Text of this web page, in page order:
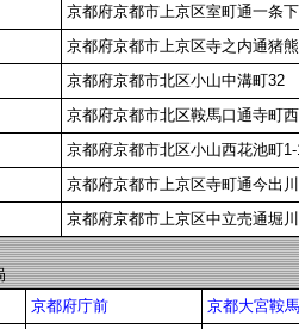
京都府京都市上京区室町通一条
京都府京都市上京区寺之内通猪
京都府京都市北区小山中溝町32
京都府京都市北区鞍馬口通寺町
京都府京都市北区小山西花池町1-
京都府京都市上京区寺町通今出
京都府京都市上京区中立売通堀
京都府庁前 京都大宮鞍